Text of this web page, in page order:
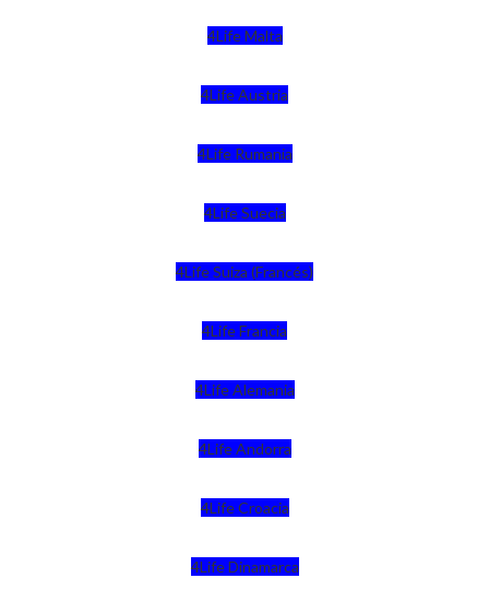
4Life Malta
4Life Austria
4Life Rumania
4Life Suecia
4Life Suiza (Francés)
4Life Francia
4Life Alemania
4Life Andorra
4Life Croacia
4Life Dinamarca